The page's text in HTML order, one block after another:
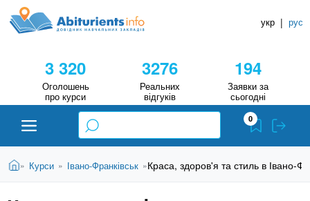
д
A
i
t
u
о
н
к
Н
3 320
Оголошень
про курси
3276
Реальних
відгуків
194
Заявки за
сьогодні
укр | рус
Абітурієнту
0
ВГоловна
» Курси » Івано-Франківськ »Краса, здоров'я та стиль в Івано-